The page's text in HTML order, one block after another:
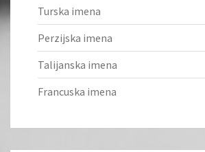
Turska imena
Perzijska imena
Talijanska imena
Francuska imena